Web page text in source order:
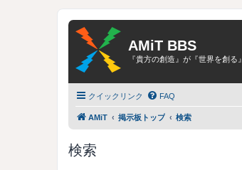
AMiT BBS
『貴方の創造』が『世界を創る』
クイックリンク FAQ
AMiT 掲示板トップ 検索
検索